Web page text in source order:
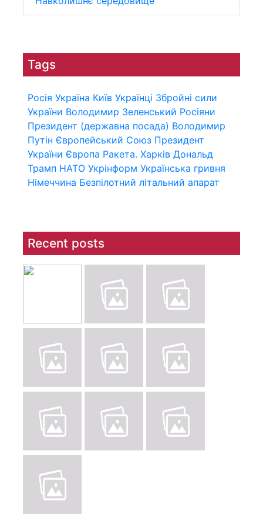
Tags
Росія Україна Київ Українці Збройні сили
України Володимир Зеленський Росіяни
Президент (державна посада) Володимир
Путін Європейський Союз Президент
України Європа Ракета. Харків Дональд
Трамп НАТО Укрінформ Українська гривня
Німеччина Безпілотний літальний апарат
Recent posts